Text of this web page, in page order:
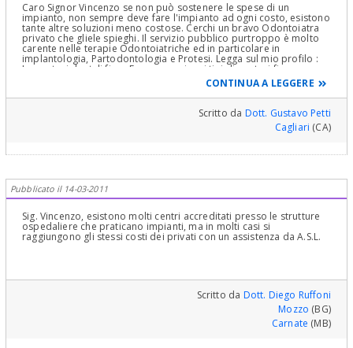
Caro Signor Vincenzo se non può sostenere le spese di un
impianto, non sempre deve fare l'impianto ad ogni costo, esistono
tante altre soluzioni meno costose. Cerchi un bravo Odontoiatra
privato che gliele spieghi. Il servizio pubblico purtroppo è molto
carente nelle terapie Odontoiatriche ed in particolare in
implantologia, Partodontologia e Protesi. Legga sul mio profilo :
Le protesi dentali fisse Excursus su i vari tipi di protesi fisse.
Consigli e suggerimenti per i pazienti Cordialmente suo Gustavo
Petti Gnatologo e Parodontologo, Implantologo e Riabilitazione
Orale Completa in Casi Clinici Complessi ed Ortodonzia e
Pedodonzia la figlia Claudia Petti, in Cagliari
CONTINUA A LEGGERE
Scritto da Dott. Gustavo Petti
Cagliari (CA)
Pubblicato il 14-03-2011
Sig. Vincenzo, esistono molti centri accreditati presso le strutture
ospedaliere che praticano impianti, ma in molti casi si
raggiungono gli stessi costi dei privati con un assistenza da A.S.L.
Scritto da Dott. Diego Ruffoni
Mozzo (BG)
Carnate (MB)